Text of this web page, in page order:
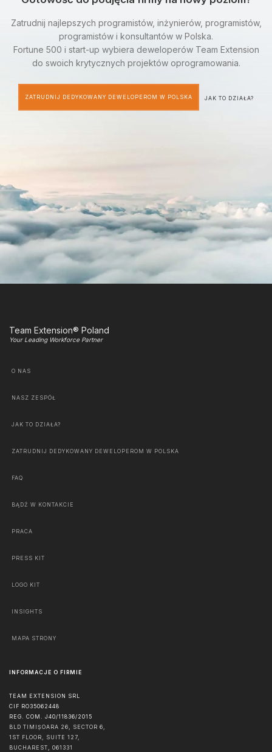
Zatrudnij najlepszych programistów, inżynierów, programistów,
programistów i konsultantów w Polska.
Fortune 500 i start-up wybiera deweloperów Team Extension
do swoich krytycznych projektów oprogramowania.
ZATRUDNIJ DEDYKOWANY DEWELOPEROM W POLSKA JAK TO DZIAŁA?
Team Extension® Poland
Your Leading Workforce Partner
O NAS
NASZ ZESPÓŁ
JAK TO DZIAŁA?
ZATRUDNIJ DEDYKOWANY DEWELOPEROM W POLSKA
FAQ
BĄDŹ W KONTAKCIE
PRACA
PRESS KIT
LOGO KIT
INSIGHTS
MAPA STRONY
INFORMACJE O FIRMIE
TEAM EXTENSION SRL
CIF RO35062448
REG. COM. J40/11836/2015
BLD TIMIȘOARA 26, SECTOR 6,
1ST FLOOR, SUITE 127,
BUCHAREST, 061331